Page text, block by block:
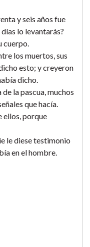
y seis años fue
lo levantarás?
cuerpo.
los muertos, sus
esto; y creyeron
dicho.
la pascua, muchos
que hacía.
ellos, porque
le diese testimonio
en el hombre.